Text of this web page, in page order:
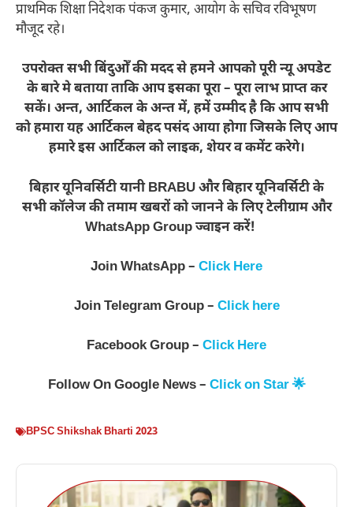
प्राथमिक शिक्षा निदेशक पंकज कुमार, आयोग के सचिव रविभूषण
मौजूद रहे।
उपरोक्त सभी बिंदुओँ की मदद से हमने आपको पूरी न्यू अपडेट
के बारे मे बताया ताकि आप इसका पूरा – पूरा लाभ प्राप्त कर
सकें। अन्त, आर्टिकल के अन्त में, हमें उम्मीद है कि आप सभी
को हमारा यह आर्टिकल बेहद पसंद आया होगा जिसके लिए आप
हमारे इस आर्टिकल को लाइक, शेयर व कमेंट करेगे।
बिहार यूनिवर्सिटी यानी BRABU और बिहार यूनिवर्सिटी के
सभी कॉलेज की तमाम खबरों को जानने के लिए टेलीग्राम और
WhatsApp Group ज्वाइन करें!
Join WhatsApp – Click Here
Join Telegram Group – Click here
Facebook Group – Click Here
Follow On Google News – Click on Star 🌟
BPSC Shikshak Bharti 2023